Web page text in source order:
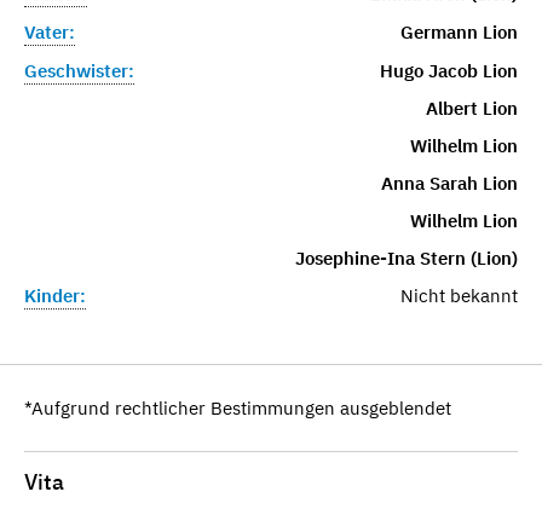
Vater:
Germann Lion
Geschwister:
Hugo Jacob Lion
Albert Lion
Wilhelm Lion
Anna Sarah Lion
Wilhelm Lion
Josephine-Ina Stern (Lion)
Kinder:
Nicht bekannt
*Aufgrund rechtlicher Bestimmungen ausgeblendet
Vita